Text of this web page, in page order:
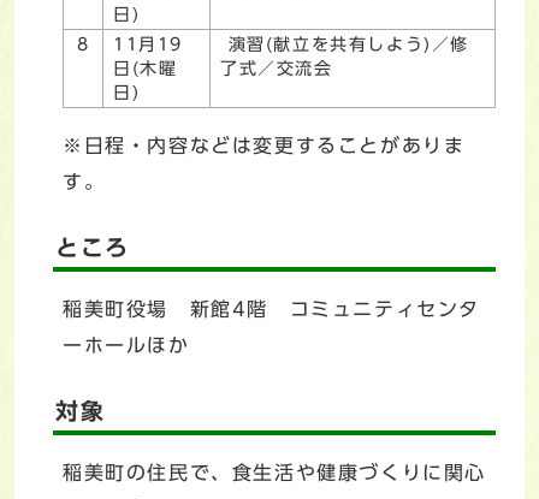
日)
8
11月19
日(木曜
日)
演習(献立を共有しよう)／修
了式／交流会
※日程・内容などは変更することがありま
す。
ところ
稲美町役場 新館4階 コミュニティセンタ
ーホールほか
対象
稲美町の住民で、食生活や健康づくりに関心